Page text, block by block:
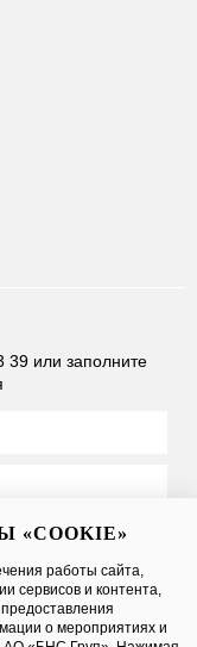
39 или заполните
условияПубличной
данных
работы сайта,
сервисов и контента,
о мероприятиях и